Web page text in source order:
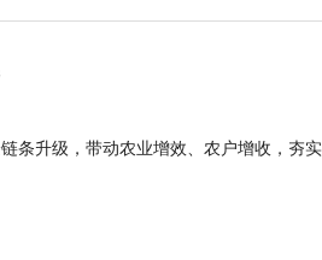
条升级，带动农业增效、农户增收，夯